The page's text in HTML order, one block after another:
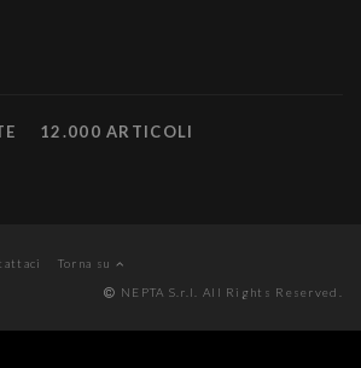
12.000 ARTICOLI
Torna su
NEPTA S.r.l. All Rights Reserved.